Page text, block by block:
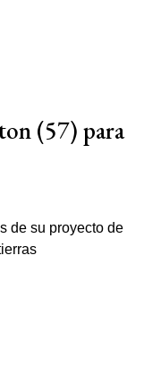
(57) para